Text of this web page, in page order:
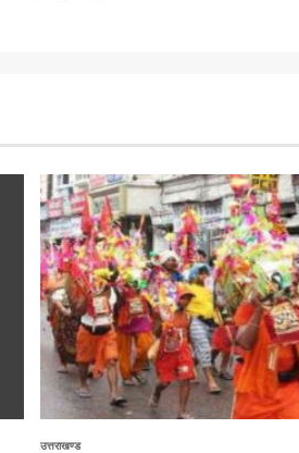
उत्तराखण्ड